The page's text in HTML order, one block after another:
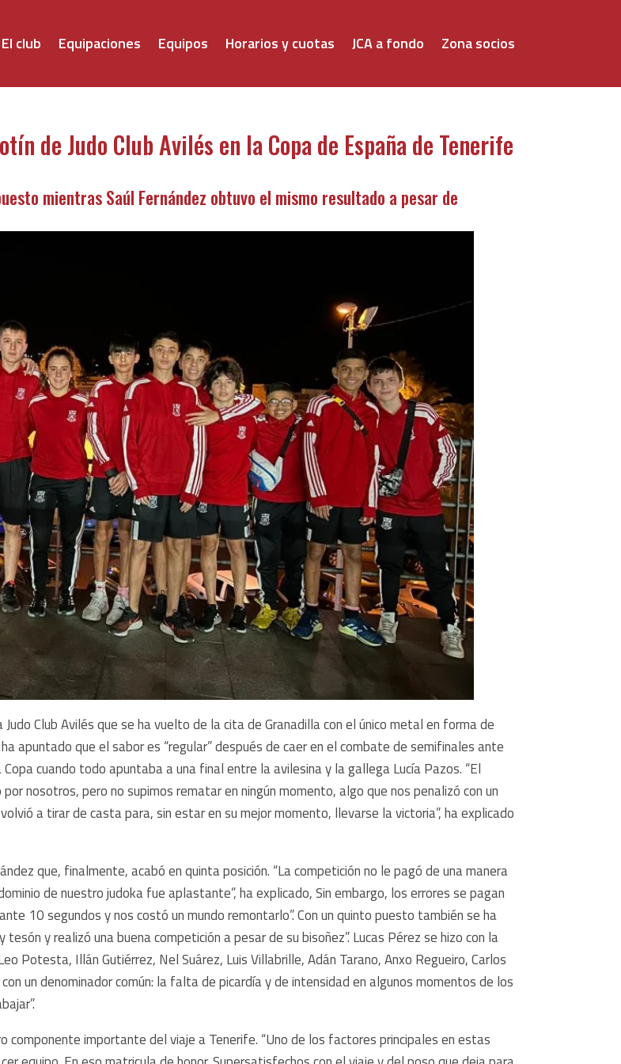
El club Equipaciones Equipos Horarios y cuotas JCA a fondo Zona socios
de Judo Club Avilés en la Copa de España de Tenerife
mientras Saúl Fernández obtuvo el mismo resultado a pesar de
Club Avilés que se ha vuelto de la cita de Granadilla con el único metal en forma de
apuntado que el sabor es “regular” después de caer en el combate de semifinales ante
cuando todo apuntaba a una final entre la avilesina y la gallega Lucía Pazos. “El
nosotros, pero no supimos rematar en ningún momento, algo que nos penalizó con un
a tirar de casta para, sin estar en su mejor momento, llevarse la victoria”, ha explicado
que, finalmente, acabó en quinta posición. “La competición no le pagó de una manera
de nuestro judoka fue aplastante”, ha explicado, Sin embargo, los errores se pagan
10 segundos y nos costó un mundo remontarlo”. Con un quinto puesto también se ha
y realizó una buena competición a pesar de su bisoñez”. Lucas Pérez se hizo con la
Potesta, Illán Gutiérrez, Nel Suárez, Luis Villabrille, Adán Tarano, Anxo Regueiro, Carlos
un denominador común: la falta de picardía y de intensidad en algunos momentos de los
componente importante del viaje a Tenerife. “Uno de los factores principales en estas